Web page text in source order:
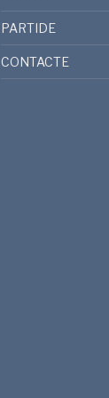
PARTIDE
CONTACTE